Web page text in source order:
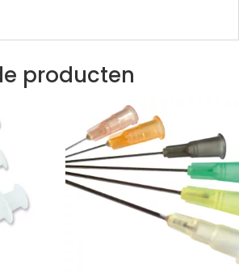
producten